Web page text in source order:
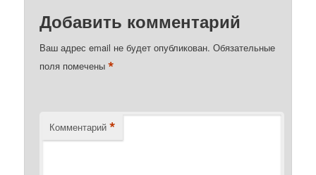
Добавить комментарий
Ваш адрес email не будет опубликован. Обязательные
поля помечены*
Комментарий *